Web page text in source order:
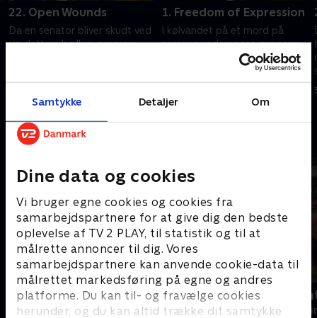
Samtykke Detaljer Om
Dine data og cookies
Vi bruger egne cookies og cookies fra
samarbejdspartnere for at give dig den bedste
oplevelse af TV 2 PLAY, til statistik og til at
målrette annoncer til dig. Vores
samarbejdspartnere kan anvende cookie-data til
målrettet markedsføring på egne og andres
platforme. Du kan til- og fravælge cookies
herunder, og du kan altid trække dit samtykke
22. Open Wounds
Da en senator bliver skudt ved
sin datters bryllup, presser
1. Freedom of Expression
I kølvandet på et mord på
campus undersøges grænsen
mellem ytringsfrihed og
hadefuld tale på et universitet
Andre så også
Mordene i Marlow
Krimi & Spænding • 2 sæsoner
Trigger
Krimi &